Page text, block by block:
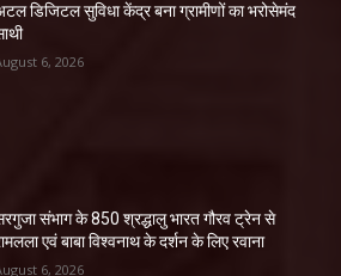
डिजिटल सुविधा केंद्र बना ग्रामीणों का भरोसेमंद
6, 2026
संभाग के 850 श्रद्धालु भारत गौरव ट्रेन से
एवं बाबा विश्वनाथ के दर्शन के लिए रवाना
6, 2026